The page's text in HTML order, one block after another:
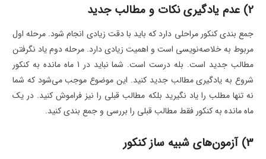
2) عدم یادگیری نکات و مطالب جدید
جمع بندی کنکور مراحلی دارد که باید با دقت زیادی انجام شود. مرحله اول
مربوط به خلاصه‌نویسی است و اهمیت زیادی دارد. مرحله دوم یاد نگرفتن
مطالب جدید است. بله درست است. شما نباید در 1 ماه مانده به کنکور
شروع به یادگیری مطالب جدید کنید. این موضوع موجب می‌شود که شما
نه تنها مطلب را یاد نگیرید بلکه مطالب قبلی را نیز فراموش کنید. در یک
ماه مانده به کنکور فقط مطالب قبلی را بررسی و جمع بندی کنید.
3) آزمون‌های شبیه ساز کنکور